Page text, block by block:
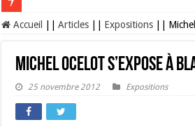
Les Nocturnes de la Cité de l’espace 2026 :
Accueil Articles Expositions
Michel Ocelot s’expose à
25 novembre 2012 Expositions